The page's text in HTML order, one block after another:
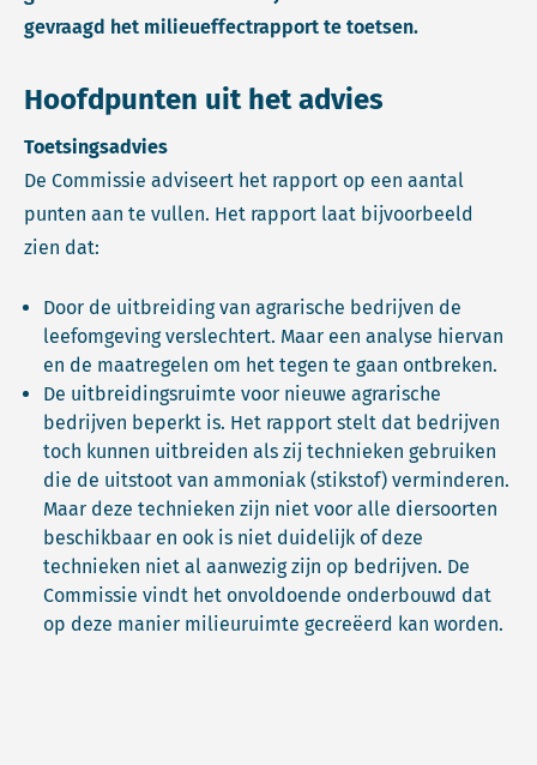
gevraagd het milieueffectrapport te toetsen.
Hoofdpunten uit het advies
Toetsingsadvies
De Commissie adviseert het rapport op een aantal
punten aan te vullen. Het rapport laat bijvoorbeeld
zien dat:
Door de uitbreiding van agrarische bedrijven de
leefomgeving verslechtert. Maar een analyse hiervan
en de maatregelen om het tegen te gaan ontbreken.
De uitbreidingsruimte voor nieuwe agrarische
bedrijven beperkt is. Het rapport stelt dat bedrijven
toch kunnen uitbreiden als zij technieken gebruiken
die de uitstoot van ammoniak (stikstof) verminderen.
Maar deze technieken zijn niet voor alle diersoorten
beschikbaar en ook is niet duidelijk of deze
technieken niet al aanwezig zijn op bedrijven. De
Commissie vindt het onvoldoende onderbouwd dat
op deze manier milieuruimte gecreëerd kan worden.